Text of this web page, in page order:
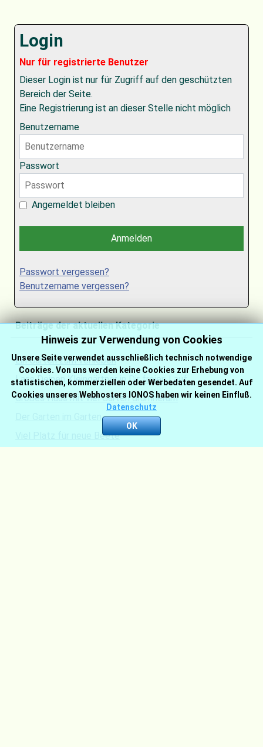
Login
Nur für registrierte Benutzer
Dieser Login ist nur für Zugriff auf den geschützten
Bereich der Seite.
Eine Registrierung ist an dieser Stelle nicht möglich
Benutzername
Passwort
Angemeldet bleiben
Anmelden
Passwort vergessen?
Benutzername vergessen?
Beiträge der aktuellen Kategorie
Ein Garten zum verlieben
Lass Deinen Kleingärtner in Dir freien Lauf
Großes Haus mit viel Garten drumherum
Viel Platz für neue Beete
Hinweis zur Verwendung von Cookies
Unsere Seite verwendet ausschließlich technisch notwendige
Cookies. Von uns werden keine Cookies zur Erhebung von
statistischen, kommerziellen oder Werbedaten gesendet. Auf
Cookies unseres Webhosters IONOS haben wir keinen Einfluß.
Datenschutz
OK